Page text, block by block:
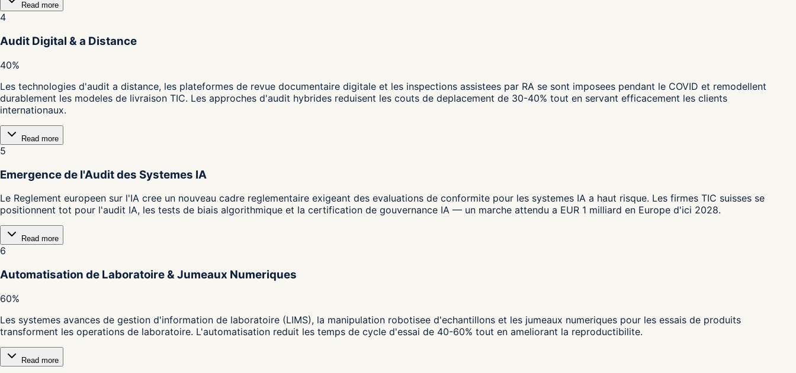
Read more
4
Audit Digital & a Distance
40%
Les technologies d'audit a distance, les plateformes de revue documentaire digitale et les inspections assistees par RA se sont imposees pendant le COVID et remodellent
durablement les modeles de livraison TIC. Les approches d'audit hybrides reduisent les couts de deplacement de 30-40% tout en servant efficacement les clients
internationaux.
Read more
5
Emergence de l'Audit des Systemes IA
Le Reglement europeen sur l'IA cree un nouveau cadre reglementaire exigeant des evaluations de conformite pour les systemes IA a haut risque. Les firmes TIC suisses se
positionnent tot pour l'audit IA, les tests de biais algorithmique et la certification de gouvernance IA — un marche attendu a EUR 1 milliard en Europe d'ici 2028.
Read more
6
Automatisation de Laboratoire & Jumeaux Numeriques
60%
Les systemes avances de gestion d'information de laboratoire (LIMS), la manipulation robotisee d'echantillons et les jumeaux numeriques pour les essais de produits
transforment les operations de laboratoire. L'automatisation reduit les temps de cycle d'essai de 40-60% tout en ameliorant la reproductibilite.
Read more